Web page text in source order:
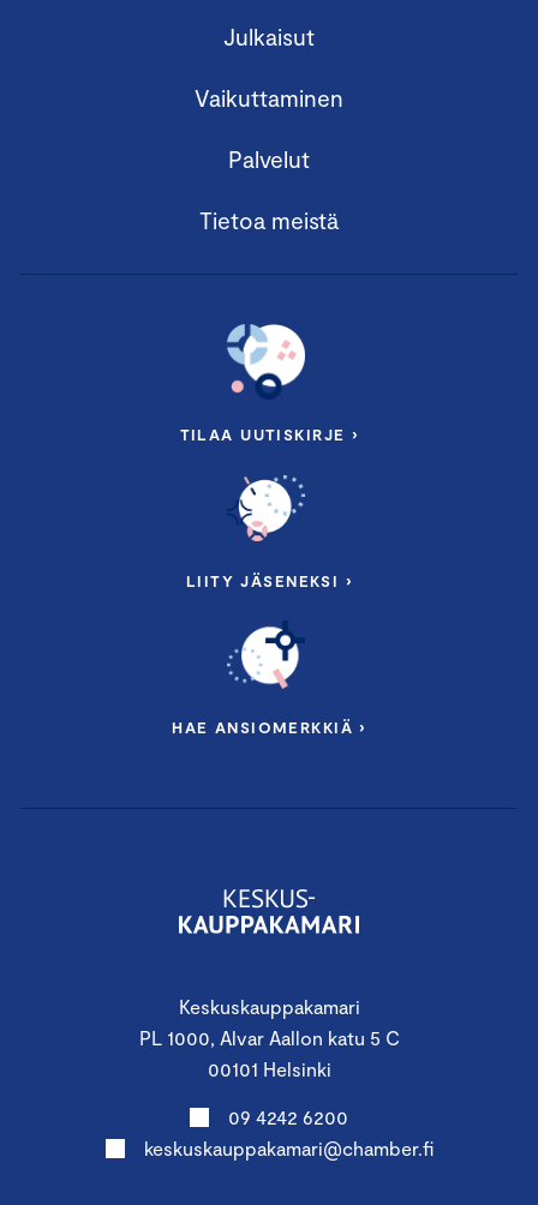
Keskuskauppakamari
PL 1000, Alvar Aallon katu 5 C
00101 Helsinki
09 4242 6200
keskuskauppakamari@chamber.fi
Julkaisut
Vaikuttaminen
Palvelut
Tietoa meistä
TILAA UUTISKIRJE ›
LIITY JÄSENEKSI ›
HAE ANSIOMERKKIÄ ›